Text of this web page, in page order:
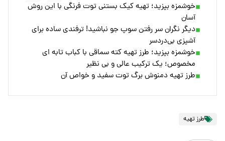
خوشمزه بپزید؛ تهیه کیک بستنی توت‌ فرنگی با این روش
آسان
دیگر نگران سر رفتن سوپ جو نباشید! ترفندی ساده برای
آشپزی بی‌دردسر
خوشمزه بپزید؛ طرز تهیه کته سماقی با کباب تابه ای
مخصوص؛ یک ترکیب عالی و بی نظیر
طرز تهیه دمنوش برگ توت سفید و خواص آن
طرز تهیه